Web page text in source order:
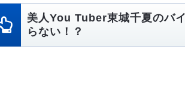
美人You Tuber東城千夏のバ
らない！？